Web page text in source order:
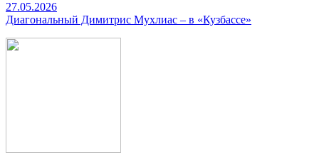
27.05.2026
Диагональный Димитрис Мухлиас – в «Кузбассе»